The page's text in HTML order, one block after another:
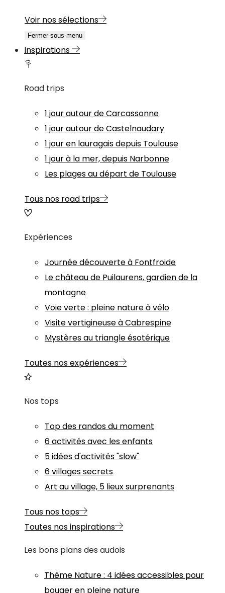
Voir nos sélections
Fermer sous-menu
Inspirations
Road trips
1 jour autour de Carcassonne
1 jour autour de Castelnaudary
1 jour en lauragais depuis Toulouse
1 jour à la mer, depuis Narbonne
Les plages au départ de Toulouse
Tous nos road trips
Expériences
Journée découverte à Fontfroide
Le château de Puilaurens, gardien de la
montagne
Voie verte : pleine nature à vélo
Visite vertigineuse à Cabrespine
Mystères au triangle ésotérique
Toutes nos expériences
Nos tops
Top des randos du moment
6 activités avec les enfants
5 idées d'activités "slow"
6 villages secrets
Art au village, 5 lieux surprenants
Tous nos tops
Toutes nos inspirations
Les bons plans des audois
Thème Nature: 4 idées accessibles pour
bouger en pleine nature